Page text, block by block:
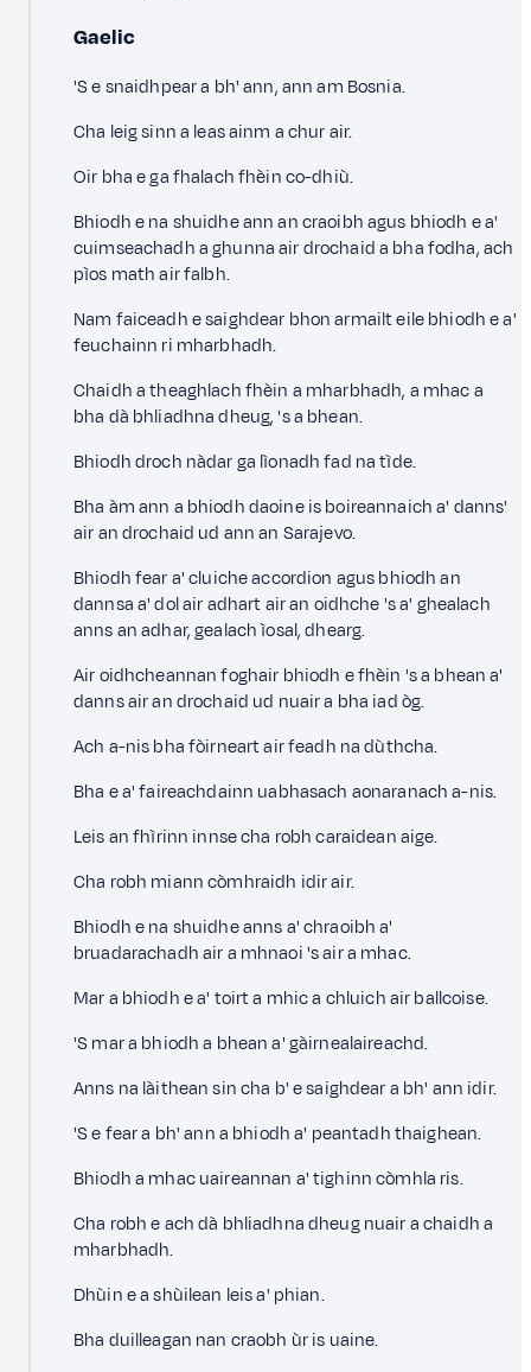
Gaelic
'S e snaidhpear a bh' ann, ann am Bosnia.
Cha leig sinn a leas ainm a chur air.
Oir bha e ga fhalach fhèin co-dhiù.
Bhiodh e na shuidhe ann an craoibh agus bhiodh e a'
cuimseachadh a ghunna air drochaid a bha fodha, ach
pìos math air falbh.
Nam faiceadh e saighdear bhon armailt eile bhiodh e a'
feuchainn ri mharbhadh.
Chaidh a theaghlach fhèin a mharbhadh, a mhac a
bha dà bhliadhna dheug, 's a bhean.
Bhiodh droch nàdar ga lìonadh fad na tìde.
Bha àm ann a bhiodh daoine is boireannaich a' danns'
air an drochaid ud ann an Sarajevo.
Bhiodh fear a' cluiche accordion agus bhiodh an
dannsa a' dol air adhart air an oidhche 's a' ghealach
anns an adhar, gealach ìosal, dhearg.
Air oidhcheannan foghair bhiodh e fhèin 's a bhean a'
danns air an drochaid ud nuair a bha iad òg.
Ach a-nis bha fòirneart air feadh na dùthcha.
Bha e a' faireachdainn uabhasach aonaranach a-nis.
Leis an fhìrinn innse cha robh caraidean aige.
Cha robh miann còmhraidh idir air.
Bhiodh e na shuidhe anns a' chraoibh a'
bruadarachadh air a mhnaoi 's air a mhac.
Mar a bhiodh e a' toirt a mhic a chluich air ball­coise.
'S mar a bhiodh a bhean a' gàirnealaireachd.
Anns na làithean sin cha b' e saighdear a bh' ann idir.
'S e fear a bh' ann a bhiodh a' peantadh thaighean.
Bhiodh a mhac uaireannan a' tighinn còmhla ris.
Cha robh e ach dà bhliadhna dheug nuair a chaidh a
mharbhadh.
Dhùin e a shùilean leis a' phian.
Bha duilleagan nan craobh ùr is uaine.